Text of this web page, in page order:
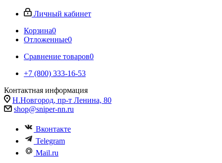
Личный кабинет
Корзина0
Отложенные0
Сравнение товаров0
+7 (800) 333-16-53
Контактная информация
Н.Новгород, пр-т Ленина, 80
shop@sniper-nn.ru
Вконтакте
Telegram
Mail.ru